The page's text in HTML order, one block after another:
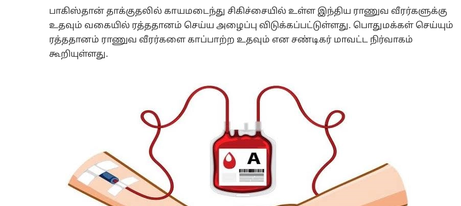
பாகிஸ்தான் தாக்குதலில் காயமடைந்து சிகிச்சையில் உள்ள இந்திய ராணுவ வீரர்களுக்கு
உதவும் வகையில் ரத்ததானம் செய்ய அழைப்பு விடுக்கப்பட்டுள்ளது. பொதுமக்கள் செய்யும்
ரத்ததானம் ராணுவ வீரர்களை காப்பாற்ற உதவும் என சண்டிகர் மாவட்ட நிர்வாகம்
கூறியுள்ளது.